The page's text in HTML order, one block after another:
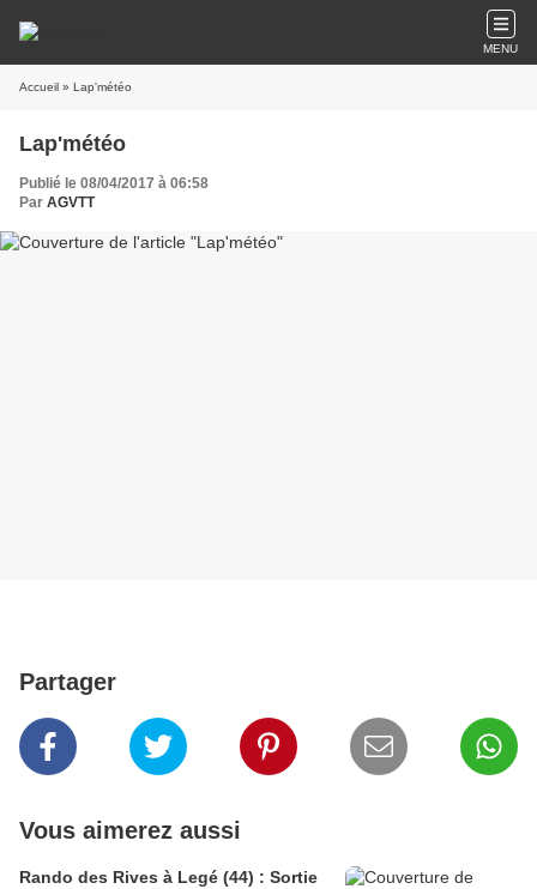
MENU
Accueil » Lap'météo
Lap'météo
Publié le 08/04/2017 à 06:58
Par AGVTT
Partager
Vous aimerez aussi
Rando des Rives à Legé (44) : Sortie